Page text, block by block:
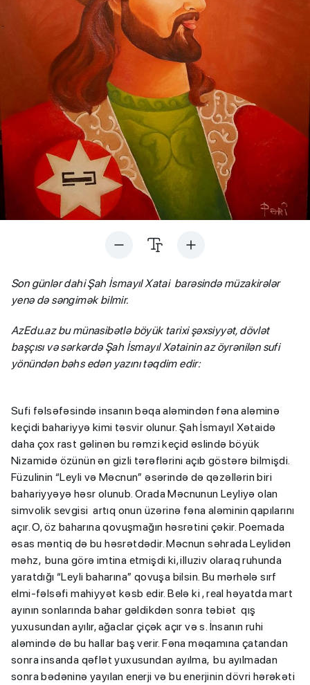
Son günlər dahi Şah İsmayıl Xatai barəsində müzakirələr
yenə də səngimək bilmir.
AzEdu.az bu münasibətlə böyük tarixi şəxsiyyət, dövlət
başçısı və sərkərdə Şah İsmayıl Xətainin az öyrənilən sufi
yönündən bəhs edən yazını təqdim edir:
Sufi fəlsəfəsində insanın bəqa aləmindən fəna aləminə
keçidi bahariyyə kimi təsvir olunur. Şah İsmayıl Xətaidə
daha çox rast gəlinən bu rəmzi keçid əslində böyük
Nizamidə özünün ən gizli tərəflərini açıb göstərə bilmişdi.
Füzulinin “Leyli və Məcnun” əsərində də qəzəllərin biri
bahariyyəyə həsr olunub. Orada Məcnunun Leyliyə olan
simvolik sevgisi artıq onun üzərinə fəna aləminin qapılarını
açır. O, öz baharına qovuşmağın həsrətini çəkir. Poemada
əsas məntiq də bu həsrətdədir. Məcnun səhrada Leylidən
məhz, buna görə imtina etmişdi ki, illuziv olaraq ruhunda
yaratdığı “Leyli baharına” qovuşa bilsin. Bu mərhələ sırf
elmi-fəlsəfi mahiyyət kəsb edir. Belə ki , real həyatda mart
ayının sonlarında bahar gəldikdən sonra təbiət qış
yuxusundan ayılır, ağaclar çiçək açır və s. İnsanın ruhi
aləmində də bu hallar baş verir. Fəna məqamına çatandan
sonra insanda qəflət yuxusundan ayılma, bu ayılmadan
sonra bədəninə yayılan enerji və bu enerjinin dövri hərəkəti